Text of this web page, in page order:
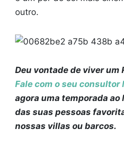
outro.
Deu vontade de viver um
Fale com o seu consultor
agora uma temporada ao
das suas pessoas
nossas villas ou barcos.